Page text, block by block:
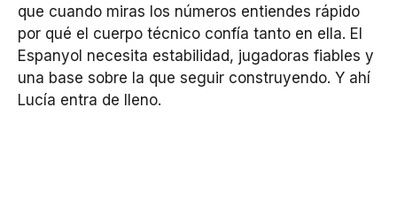
que cuando miras los números entiendes rápido
por qué el cuerpo técnico confía tanto en ella. El
Espanyol necesita estabilidad, jugadoras fiables y
una base sobre la que seguir construyendo. Y ahí
Lucía entra de lleno.